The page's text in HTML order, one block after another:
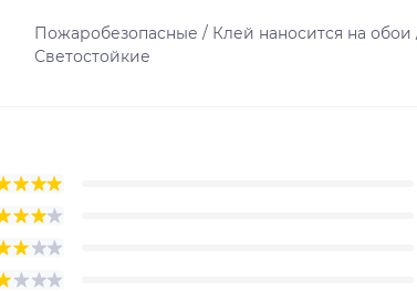
Пожаробезопасные / Клей наносится на обои
Светостойкие